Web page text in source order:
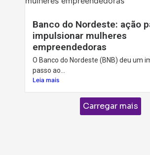
Banco do Nordeste: ação
impulsionar mulheres
empreendedoras
O Banco do Nordeste (BNB) deu um
passo ao...
Leia mais
Carregar mais